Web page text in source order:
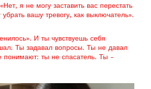
я не могу заставить вас перестать
вашу тревогу, как выключатель».
И ты чувствуешь себя
Ты задавал вопросы. Ты не давал
понимают: ты не спасатель. Ты -